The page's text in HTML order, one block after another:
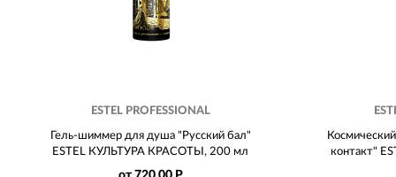
ESTEL PROFESSIONAL
Гель-шиммер для душа "Русский бал"
ESTEL КУЛЬТУРА КРАСОТЫ, 200 мл
контакт"